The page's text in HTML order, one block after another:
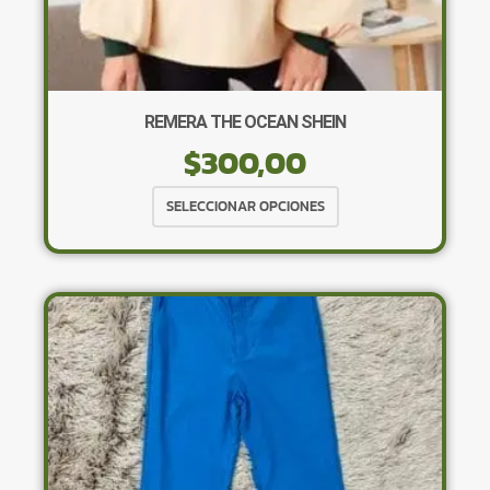
REMERA THE OCEAN SHEIN
$300,00
SELECCIONAR OPCIONES
producto
tiene
variantes.
Las
opciones
se
pueden
elegir
en